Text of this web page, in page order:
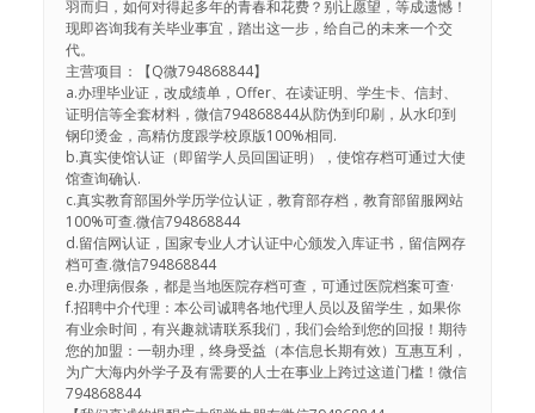
羽而归，如何对得起多年的青春和花费？别让愿望，等成遗憾！
现即咨询我有关毕业事宜，踏出这一步，给自己的未来一个交
代。
主营项目：【Q微794868844】
a.办理毕业证，改成绩单，Offer、在读证明、学生卡、信封、
证明信等全套材料，微信794868844从防伪到印刷，从水印到
钢印烫金，高精仿度跟学校原版100%相同.
b.真实使馆认证（即留学人员回国证明），使馆存档可通过大使
馆查询确认.
c.真实教育部国外学历学位认证，教育部存档，教育部留服网站
100%可查.微信794868844
d.留信网认证，国家专业人才认证中心颁发入库证书，留信网存
档可查.微信794868844
e.办理病假条，都是当地医院存档可查，可通过医院档案可查·
f.招聘中介代理：本公司诚聘各地代理人员以及留学生，如果你
有业余时间，有兴趣就请联系我们，我们会给到您的回报！期待
您的加盟：一朝办理，终身受益（本信息长期有效）互惠互利，
为广大海内外学子及有需要的人士在事业上跨过这道门槛！微信
794868844